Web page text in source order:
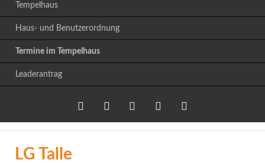
Tempelhaus
Haus- und Benutzerordnung
Termine im Tempelhaus
Leaderantrag
LG Talle